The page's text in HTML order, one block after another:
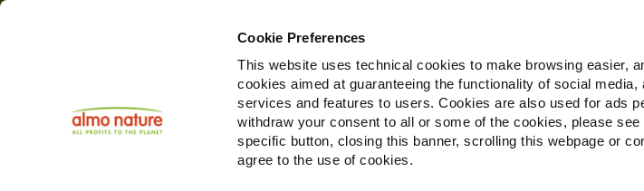
Cookie Preferences
This website uses technical cookies to make browsing easier,
cookies aimed at guaranteeing the functionality of social
services and features to users. Cookies are also used for ads
withdraw your consent to all or some of the cookies, please
specific button, closing this banner, scrolling this webpage or
agree to the use of cookies.
Producten Companion for Life Oproep
Choose another country or region to see content specific to your location.